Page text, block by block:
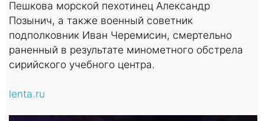
Пешкова морской пехотинец Александр
Позынич, а также военный советник
подполковник Иван Черемисин, смертельно
раненный в результате минометного обстрела
сирийского учебного центра.
lenta.ru